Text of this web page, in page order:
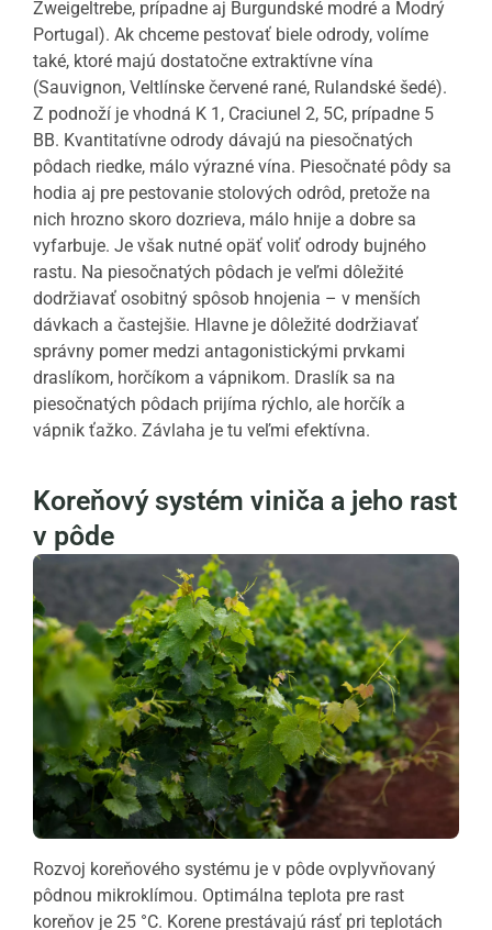
Zweigeltrebe, prípadne aj Burgundské modré a Modrý
Portugal). Ak chceme pestovať biele odrody, volíme
také, ktoré majú dostatočne extraktívne vína
(Sauvignon, Veltlínske červené rané, Rulandské šedé).
Z podnoží je vhodná K 1, Craciunel 2, 5C, prípadne 5
BB. Kvantitatívne odrody dávajú na piesočnatých
pôdach riedke, málo výrazné vína. Piesočnaté pôdy sa
hodia aj pre pestovanie stolových odrôd, pretože na
nich hrozno skoro dozrieva, málo hnije a dobre sa
vyfarbuje. Je však nutné opäť voliť odrody bujného
rastu. Na piesočnatých pôdach je veľmi dôležité
dodržiavať osobitný spôsob hnojenia – v menších
dávkach a častejšie. Hlavne je dôležité dodržiavať
správny pomer medzi antagonistickými prvkami
draslíkom, horčíkom a vápnikom. Draslík sa na
piesočnatých pôdach prijíma rýchlo, ale horčík a
vápnik ťažko. Závlaha je tu veľmi efektívna.
Koreňový systém viniča a jeho rast
v pôde
Rozvoj koreňového systému je v pôde ovplyvňovaný
pôdnou mikroklímou. Optimálna teplota pre rast
koreňov je 25 °C. Korene prestávajú rásť pri teplotách